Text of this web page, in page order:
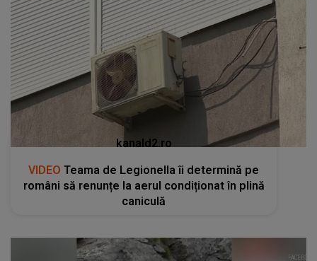
kanald2.ro
VIDEO Teama de Legionella îi determină pe
români să renunțe la aerul condiționat în plină
caniculă